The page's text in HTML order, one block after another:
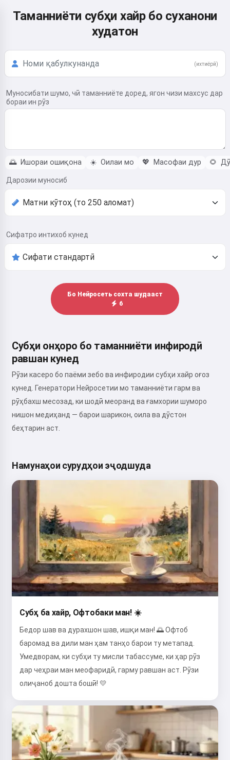
Таманниёти субҳи хайр бо суханони
худатон
(ихтиёрӣ)
Муносибати шумо, чӣ таманниёте доред, ягон чизи махсус дар
бораи ин рӯз
🌅 Ишораи ошиқона ☀️ Оилаи мо 💖 Масофаи дур 🌻
Дарозии муносиб
Сифатро интихоб кунед
Бо Нейросеть сохта шудааст
6
Субҳи онҳоро бо таманниёти инфиродӣ
равшан кунед
Рӯзи касеро бо паёми зебо ва инфиродии субҳи хайр оғоз
кунед. Генератори Нейросетии мо таманниёти гарм ва
рӯҳбахш месозад, ки шодӣ меоранд ва ғамхории шуморо
нишон медиҳанд — барои шарикон, оила ва дӯстон
беҳтарин аст.
Намунаҳои сурудҳои эҷодшуда
Субҳ ба хайр, Офтобаки ман! ☀️
Бедор шав ва дурахшон шав, ишқи ман! 🌅 Офтоб
баромад ва дили ман ҳам танҳо барои ту метапад.
Умедворам, ки субҳи ту мисли табассуме, ки ҳар рӯз
дар чеҳраи ман меофаридӣ, гарму равшан аст. Рӯзи
олиҷаноб дошта бошӣ! 💛